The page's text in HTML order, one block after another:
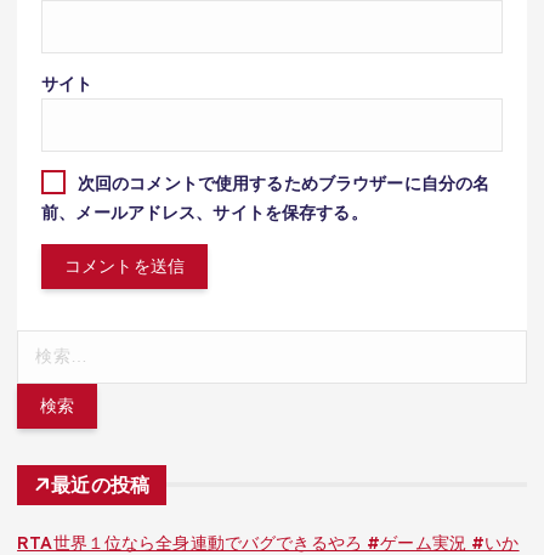
サイト
次回のコメントで使用するためブラウザーに自分の名
前、メールアドレス、サイトを保存する。
最近の投稿
RTA世界１位なら全身連動でバグできるやろ #ゲーム実況 #いか